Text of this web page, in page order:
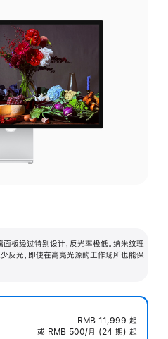
面板经过特别设计，反光率极低。纳米纹理
反光，即使在高亮光源的工作场所也能保
RMB 11,999 起
或 RMB 500/月 (24 期) 起